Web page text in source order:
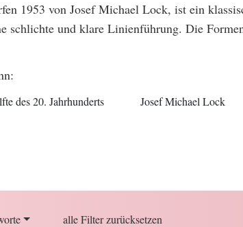
1953 von Josef Michael Lock, ist ein
schlichte und klare Linienführung. Die
des 20. Jahrhunderts Josef Michael Lock
alle Filter zurücksetzen